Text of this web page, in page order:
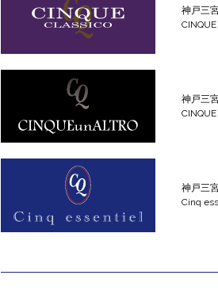
神戸三
神戸三
神戸三
Cinq